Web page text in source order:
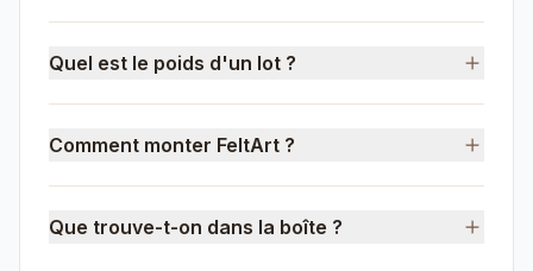
Quel est le poids d'un lot ?
Comment monter FeltArt ?
Que trouve-t-on dans la boîte ?